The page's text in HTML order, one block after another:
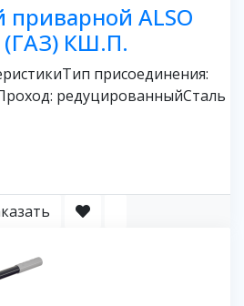
ALSO
(ГАЗ) КШ.П.
присоединения:
редуцированныйСталь